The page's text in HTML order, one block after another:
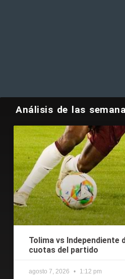
Análisis de las
Tolima vs Independiente
cuotas del partido
agosto 7, 2026 1:12 pm